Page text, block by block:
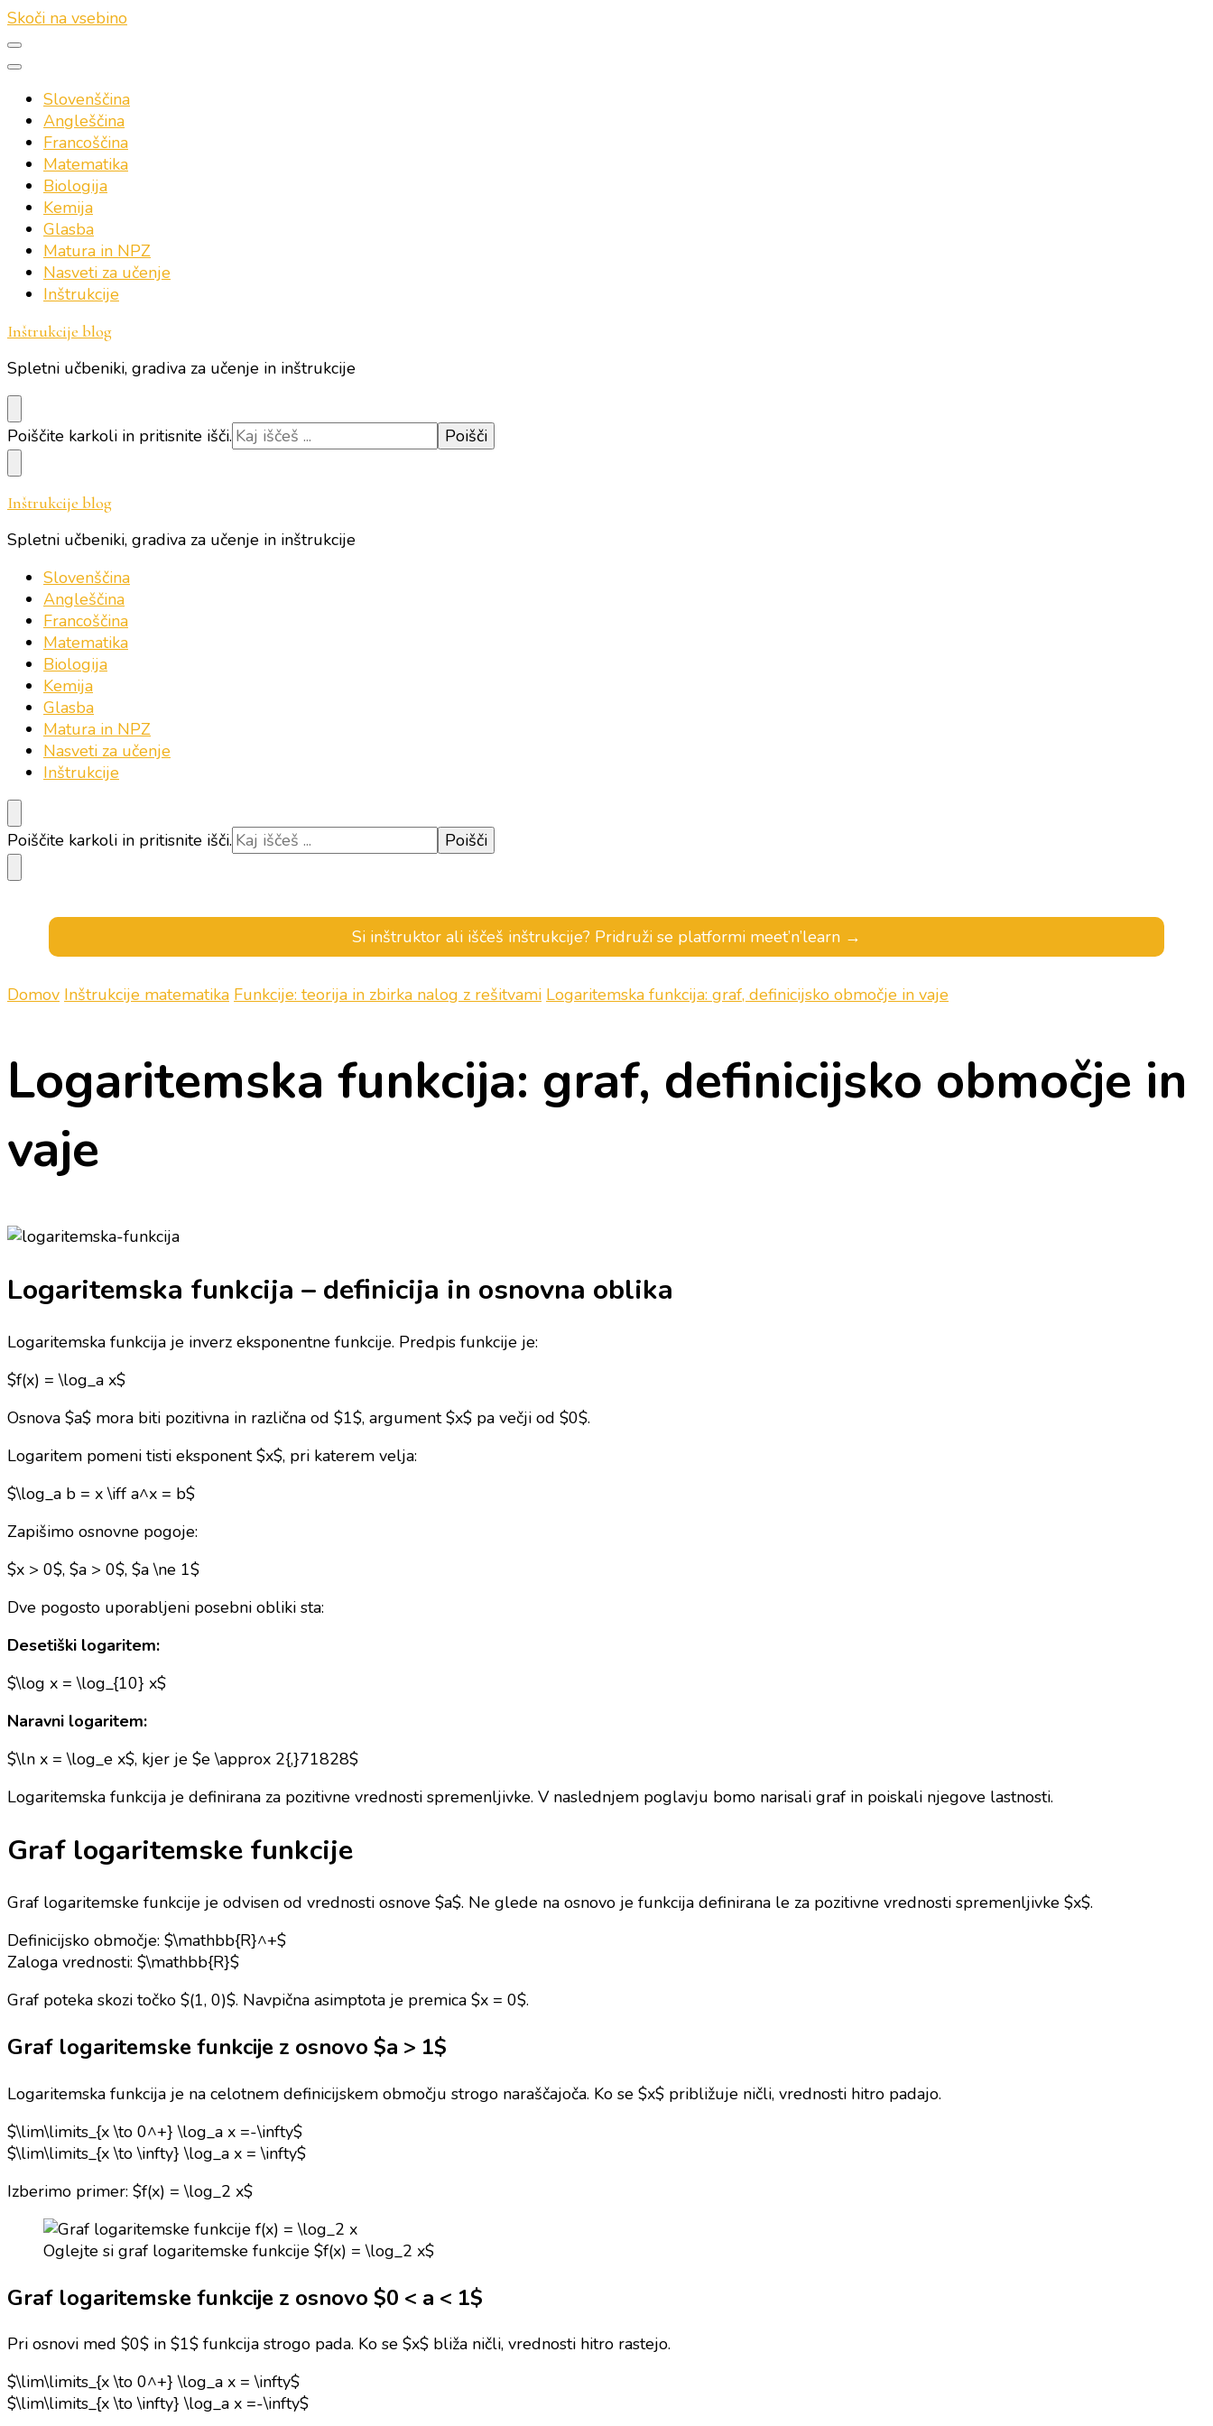
Skoči na vsebino
Slovenščina
Angleščina
Francoščina
Matematika
Biologija
Kemija
Glasba
Matura in NPZ
Nasveti za učenje
Inštrukcije
Inštrukcije blog
Spletni učbeniki, gradiva za učenje in inštrukcije
Iščeš
kaj?
Poiščite karkoli in pritisnite išči.
Inštrukcije blog
Spletni učbeniki, gradiva za učenje in inštrukcije
Slovenščina
Angleščina
Francoščina
Matematika
Biologija
Kemija
Glasba
Matura in NPZ
Nasveti za učenje
Inštrukcije
Iščeš
kaj?
Poiščite karkoli in pritisnite išči.
Si inštruktor ali iščeš inštrukcije? Pridruži se platformi meet’n’learn →
Domov Inštrukcije matematika Funkcije: teorija in zbirka nalog z rešitvami Logaritemska funkcija: graf, definicijsko območje in vaje
Logaritemska funkcija: graf, definicijsko območje in
vaje
Logaritemska funkcija – definicija in osnovna oblika
Logaritemska funkcija je inverz eksponentne funkcije. Predpis funkcije je:
$f(x) = \log_a x$
Osnova $a$ mora biti pozitivna in različna od $1$, argument $x$ pa večji od $0$.
Logaritem pomeni tisti eksponent $x$, pri katerem velja:
$\log_a b = x \iff a^x = b$
Zapišimo osnovne pogoje:
$x > 0$, $a > 0$, $a \ne 1$
Dve pogosto uporabljeni posebni obliki sta:
Desetiški logaritem:
$\log x = \log_{10} x$
Naravni logaritem:
$\ln x = \log_e x$, kjer je $e \approx 2{,}71828$
Logaritemska funkcija je definirana za pozitivne vrednosti spremenljivke. V naslednjem poglavju bomo narisali graf in poiskali njegove lastnosti.
Graf logaritemske funkcije
Graf logaritemske funkcije je odvisen od vrednosti osnove $a$. Ne glede na osnovo je funkcija definirana le za pozitivne vrednosti spremenljivke $x$.
Definicijsko območje: $\mathbb{R}^+$
Zaloga vrednosti: $\mathbb{R}$
Graf poteka skozi točko $(1, 0)$. Navpična asimptota je premica $x = 0$.
Graf logaritemske funkcije z osnovo $a > 1$
Logaritemska funkcija je na celotnem definicijskem območju strogo naraščajoča. Ko se $x$ približuje ničli, vrednosti hitro padajo.
$\lim\limits_{x \to 0^+} \log_a x =-\infty$
$\lim\limits_{x \to \infty} \log_a x = \infty$
Izberimo primer: $f(x) = \log_2 x$
Oglejte si graf logaritemske funkcije $f(x) = \log_2 x$
Graf logaritemske funkcije z osnovo $0 < a < 1$
Pri osnovi med $0$ in $1$ funkcija strogo pada. Ko se $x$ bliža ničli, vrednosti hitro rastejo.
$\lim\limits_{x \to 0^+} \log_a x = \infty$
$\lim\limits_{x \to \infty} \log_a x =-\infty$